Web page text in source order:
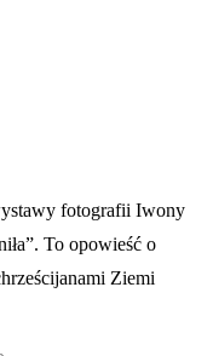
fotografii Iwony
To opowieść o
Ziemi